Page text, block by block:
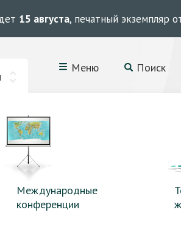
15 августа, печатный экземпляр
Меню Поиск
Международные
конференции